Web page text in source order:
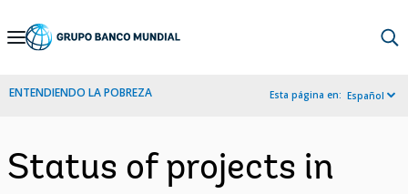
Skip
Navigation
ENTENDIENDO LA POBREZA Esta página en: Español
Status of projects in